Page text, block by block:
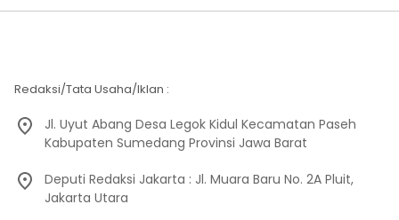
Redaksi/Tata Usaha/Iklan :
Jl. Uyut Abang Desa Legok Kidul Kecamatan Paseh
Kabupaten Sumedang Provinsi Jawa Barat
Deputi Redaksi Jakarta : Jl. Muara Baru No. 2A Pluit,
Jakarta Utara